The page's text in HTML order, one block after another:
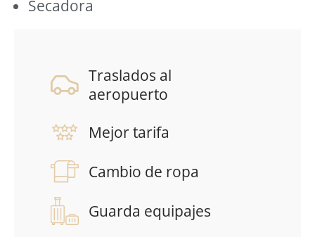
Secadora
Traslados al
aeropuerto
Mejor tarifa
Cambio de ropa
Guarda equipajes